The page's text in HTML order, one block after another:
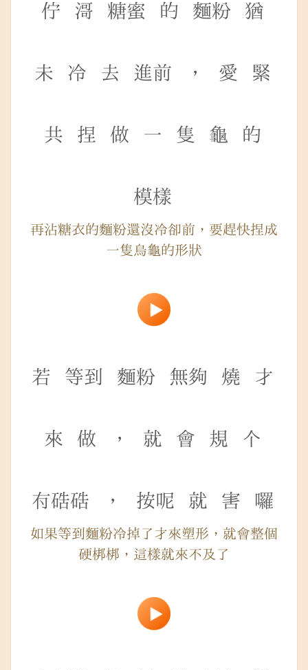
佇 滒 糖蜜 的 麵粉 猶
未 冷 去 進前 ， 愛 緊
共 捏 做 一 隻 龜 的
模樣
再沾糖衣的麵粉還沒冷卻前，要趕快捏成
一隻烏龜的形狀
若 等到 麵粉 無夠 燒 才
來 做 ， 就 會 規 个
𠕇硞硞 ， 按呢 就 害 囉
如果等到麵粉冷掉了才來塑形，就會整個
硬梆梆，這樣就來不及了